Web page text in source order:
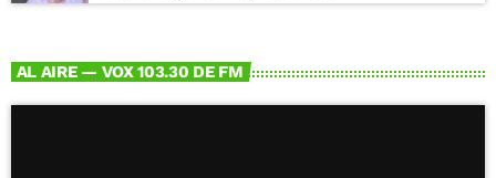
AL AIRE — VOX 103.30 DE FM